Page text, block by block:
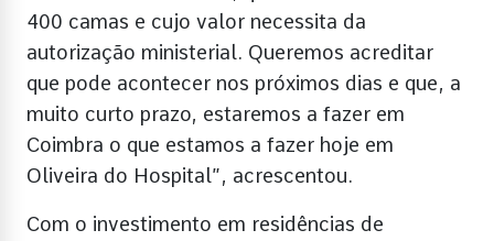
400 camas e cujo valor necessita da
autorização ministerial. Queremos acreditar
que pode acontecer nos próximos dias e que, a
muito curto prazo, estaremos a fazer em
Coimbra o que estamos a fazer hoje em
Oliveira do Hospital”, acrescentou.
Com o investimento em residências de